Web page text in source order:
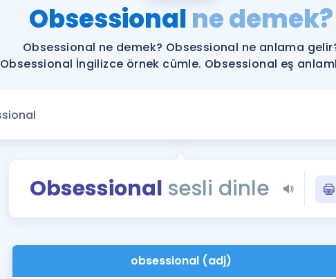
YDS ve YÖKDİL
YDS ve YÖKDİL'e
Tüm ÖSYM
Blog
YDS - YÖKDİL
İngilizce
Obsessionalne demek?
Obsessional ne demek? Obsessional ne anlama
Obsessional İngilizce örnek cümle. Obsessional eş
Obsessional sesli dinle
obsessional (adj)